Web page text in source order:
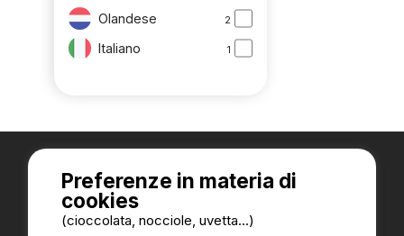
Olandese 2
Italiano 1
Preferenze in materia di
cookies
(cioccolata, nocciole, uvetta...)